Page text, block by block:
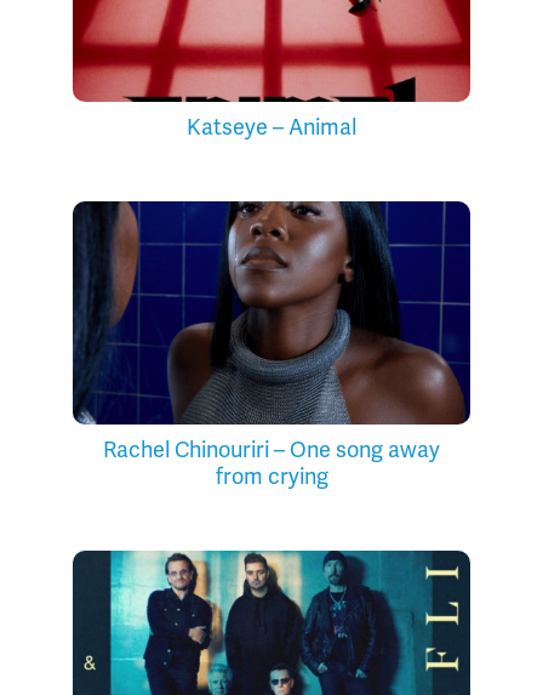
Katseye – Animal
Rachel Chinouriri – One song away
from crying